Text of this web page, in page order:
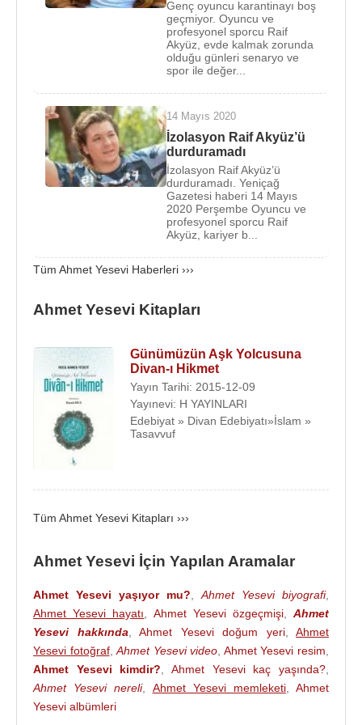
Hacı Bektaşi Veliile aynı zamanda dinî
destan kahramanı olanSarı Saltuk, sonra Anadolu
Ahiliğinin, pirî-mürşidi sayılanAhi Evren, Osman
'in ermiş kayınbabası Şeyh Edebali
Ahmed Yesevî'nin Anadolu'ya, manevî fetihler için
yolladığı, menkıbelerle destekli gerçekler hâlinde
söylenen müritleri, akıncıları, halifeleridir.
İnsanları dinî ve ahlâkî yönden yetiştiren Hoca
, tasavvufî düşüncelerini Türkçe ve
sade şiirler ile anlatmış, hikmet adı verilen bu şiirler
zamanla toplanarak Dîvân-ı Hikmet mecmuaları
meydana gelmiştir.
Ahmet Yesevî vakitlerini üçe ayırırdı. Günün büyük
kısmında talebelerine zâhirî ve bâtınî ilimleri
öğretirdi. Üçüncü bölümünde ise alın teri ile
geçimini sağlamak üzere tahta kaşık ve kepçe
yaparak bunları satardı. Hakkında nakledilen
menkıbelerden anlaşıldığı kadarıyla Yesevî,
dergâhtaki zikir usulü sebebiyle dönemindeki bazı
âlimler tarafından eleştirilmiştir. O da bazı şiirlerinde
samimiyetten uzak âlimler ile sahte sûfîleri tenkit
konular Allah ve peygamber sevgisi, fakir ve
zikir, nefs ile mücadele, kendini eleştirmek
(melâmet), ölümü düşünmek, manevî mertebeler ve
bu mertebeleri aşmadan şeyhlik iddiasında
bulunmanın kötülüğü gibi mevzulardı.
Rivayete göre Ahmet Yesevî altmış üç yaşına
geldiğinde dergâhında yerin altına küçük bir oda
şeklinde çilehane yaptırdı. Ömrünün kalan kısmını
Genç oyuncu karantinayı boş
geçmiyor. Oyuncu ve
profesyonel sporcu Raif
Akyüz, evde kalmak zorunda
olduğu günleri senaryo ve
spor ile değer...
14 Mayıs 2020
İzolasyon Raif Akyüz’ü
durduramadı
İzolasyon Raif Akyüz’ü
durduramadı. Yeniçağ
Gazetesi haberi 14 Mayıs
2020 Perşembe Oyuncu ve
profesyonel sporcu Raif
Akyüz, kariyer b...
Tüm Ahmet Yesevi Haberleri ›››
Ahmet Yesevi Kitapları
Günümüzün Aşk Yolcusuna
Divan-ı Hikmet
Yayın Tarihi: 2015-12-09
Yayınevi: H YAYINLARI
Edebiyat » Divan Edebiyatı»İslam »
Tasavvuf
Tüm Ahmet Yesevi Kitapları ›››
Ahmet Yesevi İçin Yapılan Aramalar
Ahmet Yesevi yaşıyor mu? Ahmet Yesevi biyografi,
Ahmet Yesevi hayatı
Ahmet Yesevi özgeçmişi,Ahmet
Yesevi hakkında
Ahmet Yesevi doğum yeri, Ahmet
Yesevi fotoğraf,Ahmet Yesevi video Ahmet Yesevi resim
Ahmet Yesevi kimdir? ,Ahmet Yesevi kaç yaşında?
Ahmet Yesevi nereli, Ahmet Yesevi memleketi,Ahmet
Yesevi albümleri